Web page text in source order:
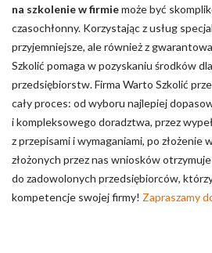
na szkolenie w firmiemoże być
czasochłonny. Korzystając z usług
przyjemniejsze, ale również z
Szkolić pomaga w pozyskaniu środków
przedsiębiorstw. Firma Warto Szkolić
cały proces: od wyboru najlepiej
i kompleksowego doradztwa, przez
z przepisami i wymaganiami, po złożenie
złożonych przez nas wniosków
do zadowolonych przedsiębiorców,
kompetencje swojej firmy! Zapraszamy